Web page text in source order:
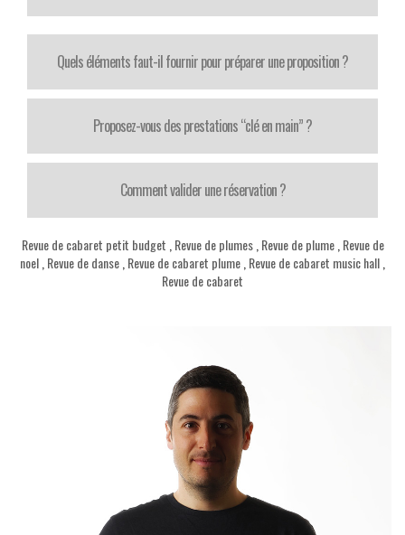
Quels éléments faut-il fournir pour préparer une proposition ?
Proposez-vous des prestations “clé en main” ?
Comment valider une réservation ?
Revue de cabaret petit budget Revue de plumes, Revue de plume, Revue de
noel Revue de danse Revue de cabaret plume Revue de cabaret music hall
Revue de cabaret